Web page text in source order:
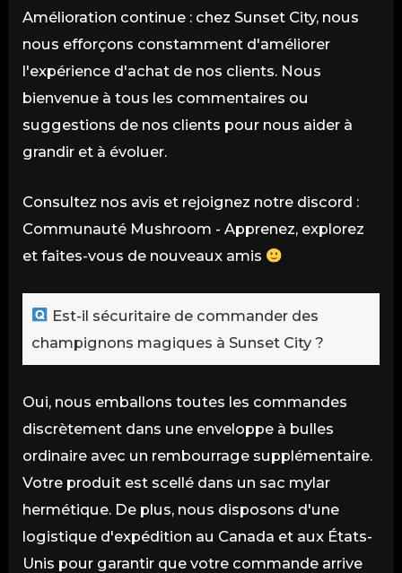
Amélioration continue : chez Sunset City, nous
nous efforçons constamment d'améliorer
l'expérience d'achat de nos clients. Nous
bienvenue à tous les commentaires ou
suggestions de nos clients pour nous aider à
grandir et à évoluer.
Consultez nos avis et rejoignez notre discord :
Communauté Mushroom - Apprenez, explorez
et faites-vous de nouveaux amis
Est-il sécuritaire de commander des
champignons magiques à Sunset City ?
Oui, nous emballons toutes les commandes
discrètement dans une enveloppe à bulles
ordinaire avec un rembourrage supplémentaire.
Votre produit est scellé dans un sac mylar
hermétique. De plus, nous disposons d'une
logistique d'expédition au Canada et aux États-
Unis pour garantir que votre commande arrive